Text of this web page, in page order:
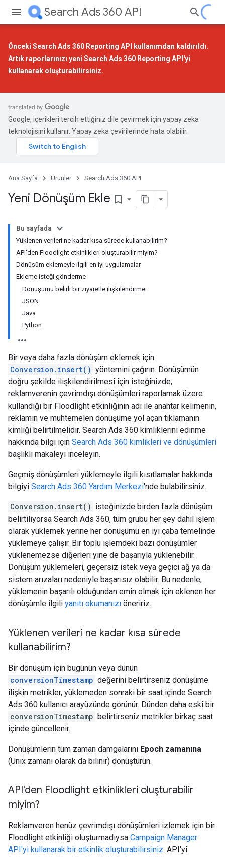
Search Ads 360 API
Önceki Search Ads 360 Reporting API kullanımdan kaldırıldı.
Artık raporlarınızı yeni Search Ads 360 Reporting API 'yi
kullanarak oluşturabilirsiniz.
Google, içerikleri tercih ettiğiniz dile çevirmek için yapay zeka
teknolojisini kullanır. Yapay zeka çevirilerinde hata olabilir.
Ana Sayfa Ürünler Search Ads 360 API
Yeni Dönüşüm Ekle bookmark_border
Bu sayfada
Yüklenen verileri ne kadar kısa sürede kullanabilirim?
API'den Floodlight etkinlikleri oluşturabilir miyim?
Dönüşüm eklemeyle ilgili en iyi uygulamalar
Ekleme isteği gönderme
Dönüşümü belirli bir ziyaretle ilişkilendirme
JSON
Java
Python
Bir veya daha fazla dönüşüm eklemek için
Conversion.insert() yöntemini çağırın. Dönüşümün
doğru şekilde ilişkilendirilmesi için isteğinizde,
reklamverenin çevrimdışı dönüşümleri raporlamak üzere
kullandığı bir Floodlight etkinliğinin adı ile anahtar kelimenin,
reklamın ve muhtemelen dönüşüme yol açan tıklamanın
kimliği belirtilmelidir. Search Ads 360 kimliklerini edinme
hakkında bilgi için Search Ads 360 kimlikleri ve dönüşümleri
başlıklı makaleyi inceleyin.
Geçmiş dönüşümleri yüklemeyle ilgili kısıtlamalar hakkında
bilgiyi Search Ads 360 Yardım Merkezi'nde bulabilirsiniz.
Conversion.insert() isteğinizde birden fazla dönüşüm
belirtiliyorsa Search Ads 360, tüm grubu her şey dahil işlem
olarak yüklemek yerine her dönüşümü en iyi çaba temelinde
yüklemeye çalışır. Bir toplu işlemdeki bazı dönüşümler
yüklenemezse diğerleri yine de başarıyla yüklenebilir.
Dönüşüm yüklemeleri, geçersiz istek veya geçici ağ ya da
sistem arızaları nedeniyle başarısız olabilir. Bu nedenle,
yüklemenin başarılı olduğundan emin olmak için eklenen her
dönüşümle ilgili yanıtı okumanızı öneririz.
Yüklenen verileri ne kadar kısa sürede
kullanabilirim?
Bir dönüşüm için bugünün veya dünün
conversionTimestamp değerini belirtirseniz dönüşüme
ilişkin metrikler, yüklemeden sonraki bir saat içinde Search
Ads 360 kullanıcı arayüzünde görünür. Dünden daha eski bir
conversionTimestamp belirtirseniz metrikler birkaç saat
içinde güncellenir.
Dönüşümlerin tüm zaman damgalarını Epoch zamanına
(Unix zamanı olarak da bilinir) dönüştürün.
API'den Floodlight etkinlikleri oluşturabilir
miyim?
Reklamveren henüz çevrimdışı dönüşümleri izlemek için bir
Floodlight etkinliği oluşturmadıysa Campaign Manager
API'yi kullanarak bir etkinlik oluşturabilirsiniz. API'yi